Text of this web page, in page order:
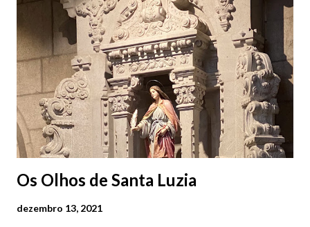
Feira Semanal em Viana do Castelo (2019.10.25) Feira Semanal
em Viana do Castelo (2019.10.25) Feira Semanal em Viana do
Castelo (2019.10.25) Feira Semanal em Viana do Castelo
(2019.10.25)
Os Olhos de Santa Luzia
dezembro 13, 2021